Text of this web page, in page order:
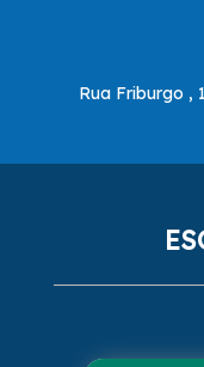
Rua Friburgo ,